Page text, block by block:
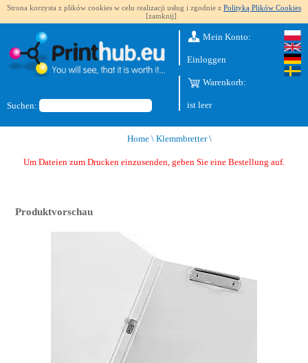
Strona korzysta z plików cookies w celu realizacji usług i zgodnie z Polityką Plików Cookies
[zamknij]
Suchen:
Mein Konto:
Einloggen
Warenkorb:
ist leer
Home\ Klemmbretter\
Um Dateien zum Drucken einzusenden, geben Sie eine Bestellung auf.
Produktvorschau